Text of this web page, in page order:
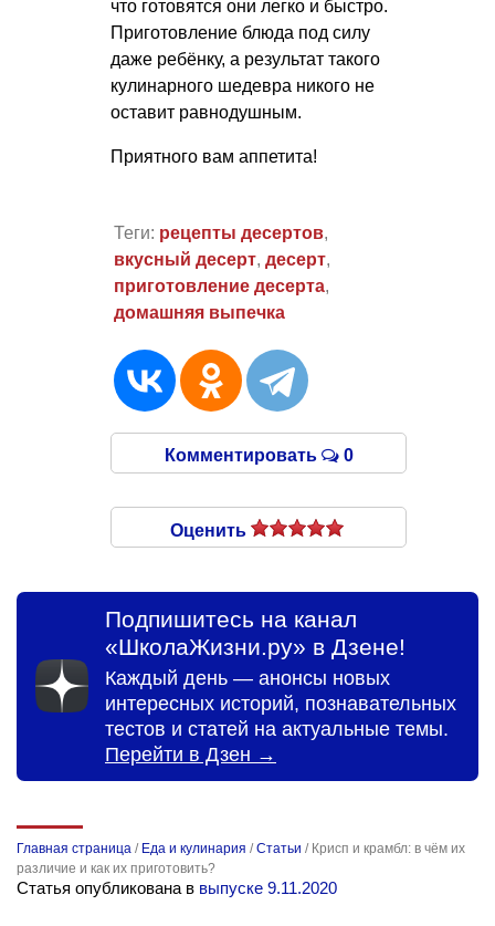
что готовятся они легко и быстро.
Приготовление блюда под силу
даже ребёнку, а результат такого
кулинарного шедевра никого не
оставит равнодушным.
Приятного вам аппетита!
Теги: рецепты десертов,
вкусный десерт, десерт,
приготовление десерта,
домашняя выпечка
Комментировать 0
Оценить
Подпишитесь на канал
«ШколаЖизни.ру» в Дзене!
Каждый день — анонсы новых
интересных историй, познавательных
тестов и статей на актуальные темы.
Перейти в Дзен →
Главная страница / Еда и кулинария /Статьи / Крисп и крамбл: в чём их
различие и как их приготовить?
Статья опубликована в выпуске 9.11.2020